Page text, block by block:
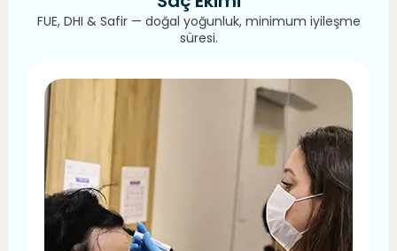
FUE, DHI & Safir — doğal yoğunluk, minimum iyileşme
süresi.